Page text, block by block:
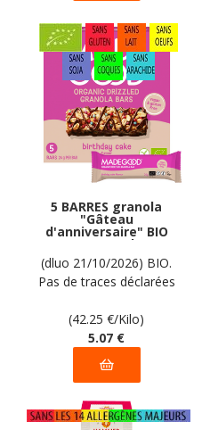
5 BARRES granola
"Gâteau
d'anniversaire" BIO
vegan sans les 9
allergènes majeurs
MadeGood : (5x24g) =
120 grammes
(dluo 21/10/2026) BIO.
Pas de traces déclarées
(42.25 €/Kilo)
5.07 €